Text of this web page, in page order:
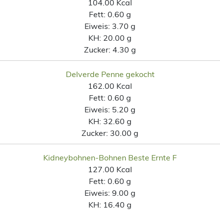
104.00 Kcal
Fett: 0.60 g
Eiweis: 3.70 g
KH: 20.00 g
Zucker: 4.30 g
Delverde Penne gekocht
162.00 Kcal
Fett: 0.60 g
Eiweis: 5.20 g
KH: 32.60 g
Zucker: 30.00 g
Kidneybohnen-Bohnen Beste Ernte F
127.00 Kcal
Fett: 0.60 g
Eiweis: 9.00 g
KH: 16.40 g